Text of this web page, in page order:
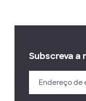
Subscreva a